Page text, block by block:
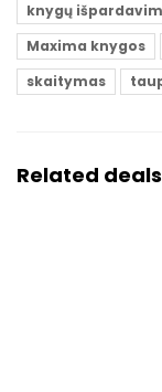
knygų
Maxima knygos
skaitymas
Related deals